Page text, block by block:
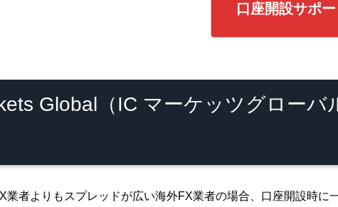
口座開設サポ
Global（IC マーケッツグロー
業者よりもスプレッドが広い海外FX業者の場合、口座開設時